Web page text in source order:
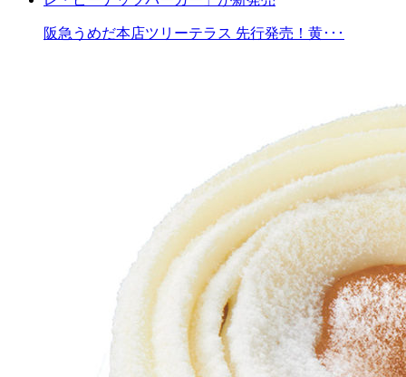
阪急うめだ本店ツリーテラス 先行発売！黄･･･